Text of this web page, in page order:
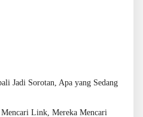
Jadi Sorotan, Apa yang Sedang
Link, Mereka Mencari